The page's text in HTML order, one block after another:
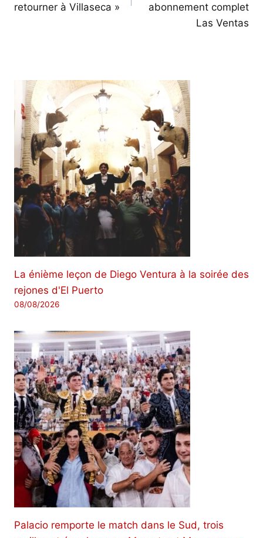
retourner à Villaseca »
abonnement complet
Las Ventas
La énième leçon de Diego Ventura à la soirée des
rejones d'El Puerto
08/08/2026
Palacio remporte le match dans le Sud, trois